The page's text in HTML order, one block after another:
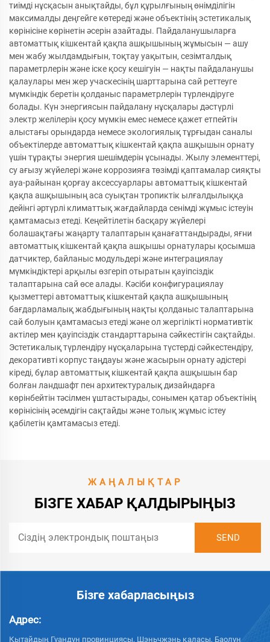
тиімді нұсқасын анықтайды, бұл құрылғының өнімділігін
максималды деңгейге көтереді және объектінің эстетикалық
көрінісіне көрінетін әсерін азайтады. Пайдаланушыларға
автоматтық кішкентай қақпа ашқышының жұмысын — ашу
мен жабу жылдамдығын, тоқтау уақытын, сезімталдық
параметрлерін және іске қосу кешігуін — нақты пайдаланушы
қалаулары мен жер учаскесінің шарттарына сай реттеуге
мүмкіндік беретін қолданыс параметрлерін түрлендіруге
болады. Күн энергиясын пайдалану нұсқалары дәстүрлі
электр желілерін қосу мүмкін емес немесе қажет етпейтін
алыстағы орындарда немесе экологиялық тұрғыдан саналы
объектілерде автоматтық кішкентай қақпа ашқышын орнату
үшін тұрақты энергия шешімдерін ұсынады. Жылу элементтері,
су ағызу жүйелері және коррозияға төзімді қаптамалар сияқты
ауа-райынан қорғау аксессуарлары автоматтық кішкентай
қақпа ашқышының аса суықтан тропиктік ылғалдылыққа
дейінгі әртүрлі климаттық жағдайларда сенімді жұмыс істеуін
қамтамасыз етеді. Кеңейтілетін басқару жүйелері
болашақтағы жаңарту талаптарын қанағаттандырады, яғни
автоматтық кішкентай қақпа ашқышы орнатулары қосымша
датчиктер, байланыс модульдері және интеграциялау
мүмкіндіктері арқылы өзгеріп отыратын қауіпсіздік
талаптарына сай өсе алады. Кәсіби конфигурациялау
қызметтері автоматтық кішкентай қақпа ашқышының
бағдарламалық жабдығының нақты қолданыс талаптарына
сай болуын қамтамасыз етеді және ол жергілікті нормативтік
актілер мен қауіпсіздік стандарттарына сәйкестігін сақтайды.
Эстетикалық түрлендіру нұсқаларына түстерді сәйкестендіру,
декоративті корпус таңдауы және жасырын орнату әдістері
кіреді, бұлар автоматтық кішкентай қақпа ашқышын бар
болған ландшафт пен архитектуралық дизайндарға
көрінбейтін тәсілмен ұштастырады, сонымен қатар объектінің
көрінісінің әсемдігін сақтайды және толық жұмыс істеу
қабілетін қамтамасыз етеді.
ЖАҢАЛЫҚТАР
БІЗГЕ ХАБАР ҚАЛДЫРЫҢЫЗ
Бізге хабарласыңыз
Адрес:
Қытайдың Гуандун провинциясы, Шэньчжэнь қаласы, Баолун